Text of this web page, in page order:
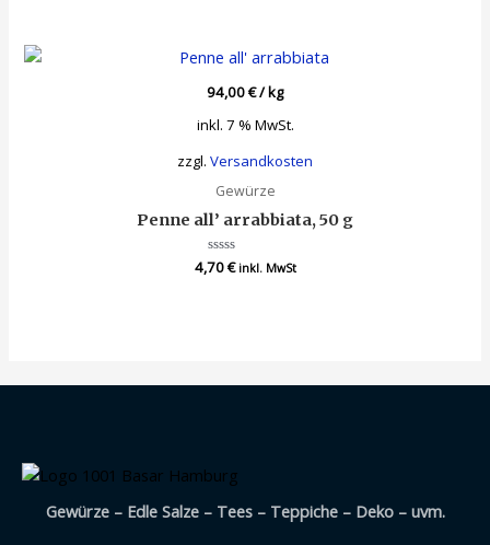
94,00€/kg
inkl. 7 % MwSt.
zzgl. Versandkosten
Gewürze
Penne all’ arrabbiata, 50 g
Bewertet
mit
4,70€ inkl. MwSt
Gewürze – Edle Salze – Tees – Teppiche – Deko – uvm.